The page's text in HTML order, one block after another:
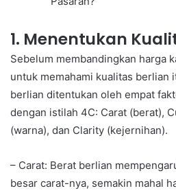
1. Menentukan
Sebelum membandingkan harga
untuk memahami kualitas berlian
berlian ditentukan oleh empat
dengan istilah 4C: Carat (berat),
(warna), dan Clarity (kejernihan).
– Carat: Berat berlian
besar carat-nya, semakin mahal